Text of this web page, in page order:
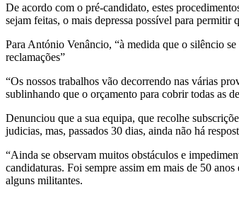
De acordo com o pré-candidato, estes
sejam feitas, o mais depressa possível para permitir
Para António Venâncio, “à medida que o silêncio
reclamações”
“Os nossos trabalhos vão decorrendo nas várias
sublinhando que o orçamento para cobrir todas as
Denunciou que a sua equipa, que recolhe
judicias, mas, passados 30 dias, ainda não há
“Ainda se observam muitos obstáculos e
candidaturas. Foi sempre assim em mais de 50
alguns militantes.